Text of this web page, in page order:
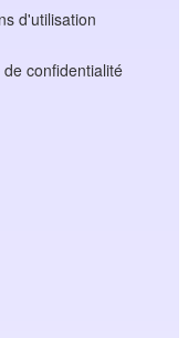
d'utilisation
de confidentialité